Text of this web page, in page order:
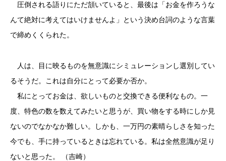
圧倒される語りにただ頷いていると、最後は「お金を作ろうな
んて絶対に考えてはいけませんよ」という決め台詞のような言葉
で締めくくられた。
人は、目に映るものを無意識にシミュレーションし選別してい
るそうだ。これは自分にとって必要か否か。
私にとってお金は、欲しいものと交換できる便利なもの。一
度、特色の数を数えてみたいと思うが、買い物をする時にしか見
ないのでなかなか難しい。しかも、一万円の素晴らしさを知った
今でも、手に持っているときは忘れている。私は全然意識が足り
ないと思った。 （吉崎）